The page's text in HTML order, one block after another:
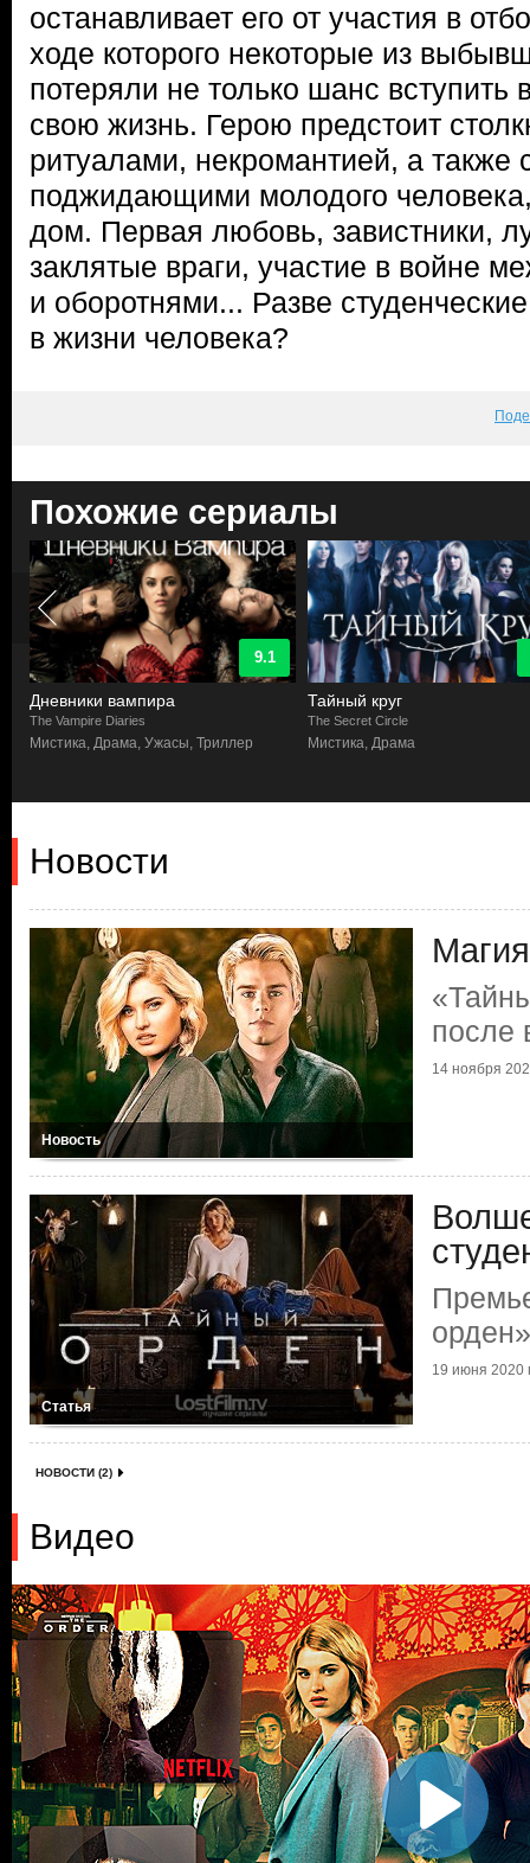
останавливает его от участия в
ходе которого некоторые из
потеряли не только шанс вступить
свою жизнь. Герою предстоит
ритуалами, некромантией, а также
поджидающими молодого
дом. Первая любовь, завистники,
заклятые враги, участие в войне
и оборотнями... Разве
в жизни человека?
Похожие сериалы
9.1
Дневники вампира
The Vampire Diaries
Мистика, Драма, Ужасы, Триллер
Тайный круг
The Secret Circle
Мистика, Драма
Новости
Новость
после
14 ноября
Статья
орден»
19 июня 2020
НОВОСТИ (2)
Видео